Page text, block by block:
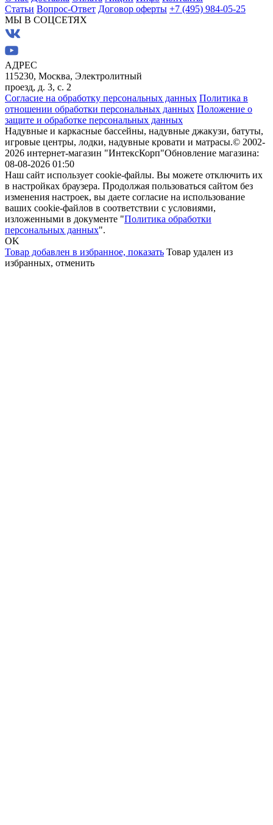
Статьи Вопрос-Ответ Договор оферты +7 (495) 984-05-25
МЫ В СОЦСЕТЯХ
АДРЕС
115230, Москва, Электролитный
проезд, д. 3, с. 2
Согласие на обработку персональных данных Политика в
отношении обработки персональных данных Положение о
защите и обработке персональных данных
Надувные и каркасные бассейны, надувные джакузи, батуты,
игровые центры, лодки, надувные кровати и матрасы.© 2002-
2026 интернет-магазин "ИнтексКорп"Обновление магазина:
08-08-2026 01:50
Наш сайт использует cookie-файлы. Вы можете отключить их
в настройках браузера. Продолжая пользоваться сайтом без
изменения настроек, вы даете согласие на использование
ваших cookie-файлов в соответствии с условиями,
изложенными в документе "Политика обработки
персональных данных".
OK
Товар добавлен в избранное, показать Товар удален из
избранных, отменить